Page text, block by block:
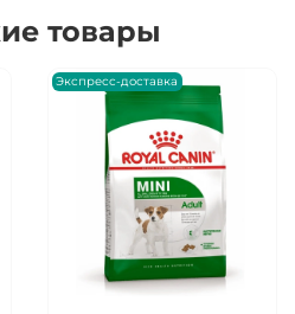
товары
Экспресс-доставка